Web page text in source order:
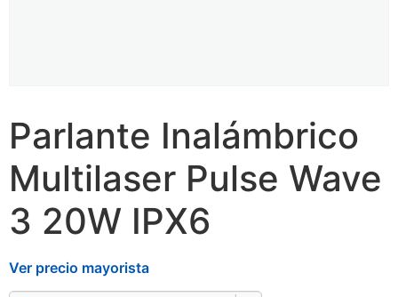
Parlante Inalámbrico
Multilaser Pulse Wave
3 20W IPX6
Ver precio mayorista